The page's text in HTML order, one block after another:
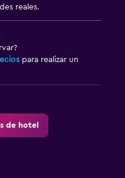
reales.
para realizar un
de hotel